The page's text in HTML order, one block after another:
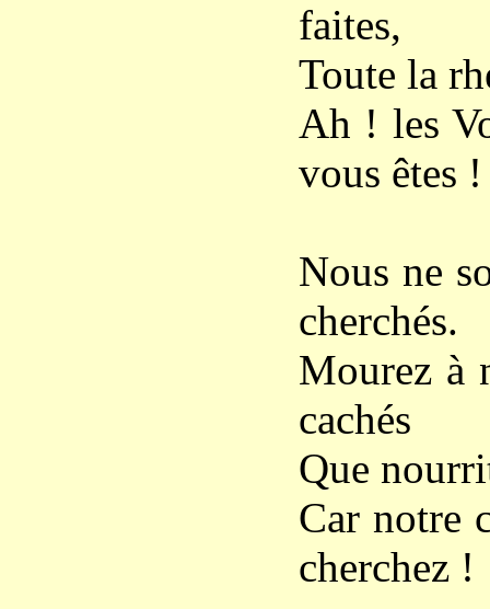
faites,
Toute la
Ah ! les
vous êtes !
Nous ne
cherchés.
Mourez à
cachés
Que
Car notre
cherchez !